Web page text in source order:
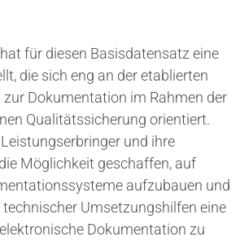
für diesen Basisdatensatz eine
die sich eng an der etablierten
Dokumentation im Rahmen der
Qualitätssicherung orientiert.
und ihre
Möglichkeit geschaffen, auf
aufzubauen und
Umsetzungshilfen eine
Dokumentation zu